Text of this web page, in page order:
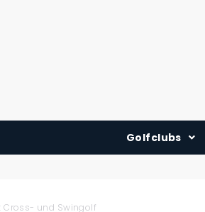
Golfclubs
Cross- und Swingolf